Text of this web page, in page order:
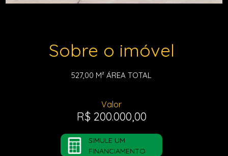
Sobre o imóvel
527,00 M² ÁREA TOTAL
Valor
R$ 200.000,00
SIMULE UM
FINANCIAMENTO